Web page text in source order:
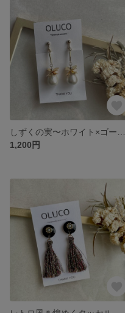
1,200円